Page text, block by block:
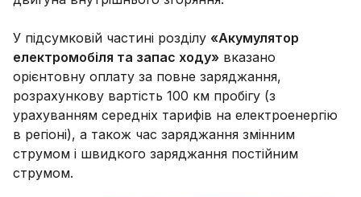
У підсумковій частині розділу «Акумулятор
електромобіля та запас ходу» вказано
орієнтовну оплату за повне заряджання,
розрахункову вартість 100 км пробігу (з
урахуванням середніх тарифів на електроенергію
в регіоні), а також час заряджання змінним
струмом і швидкого заряджання постійним
струмом.